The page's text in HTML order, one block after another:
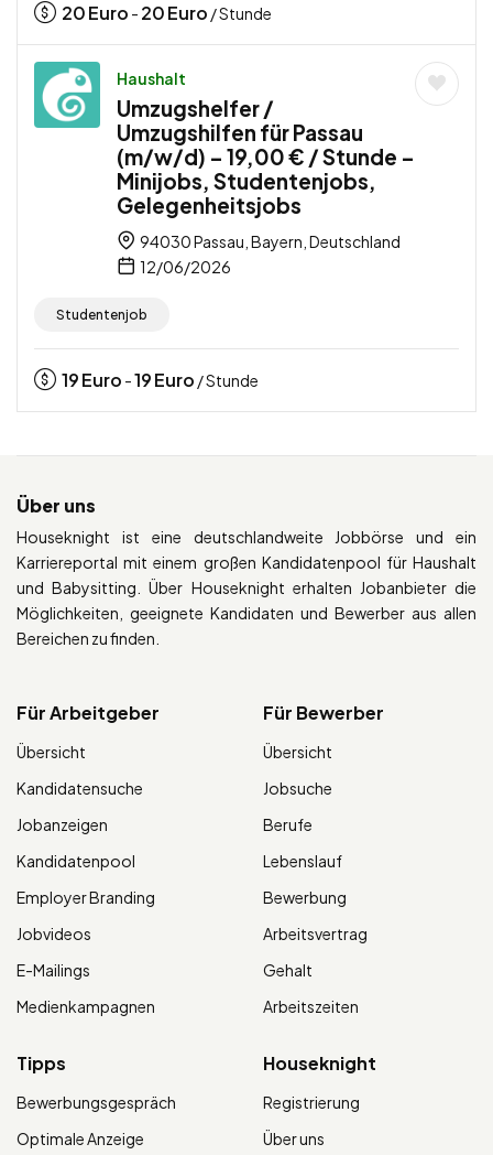
20Euro - 20Euro / Stunde
Haushalt
Umzugshelfer /
Umzugshilfen für Passau
(m/w/d) – 19,00 € / Stunde –
Minijobs, Studentenjobs,
Gelegenheitsjobs
94030 Passau, Bayern, Deutschland
12/06/2026
Studentenjob
19Euro -19Euro / Stunde
Über uns
Houseknight ist eine deutschlandweite Jobbörse und ein
Karriereportal mit einem großen Kandidatenpool für Haushalt
und Babysitting. Über Houseknight erhalten Jobanbieter die
Möglichkeiten, geeignete Kandidaten und Bewerber aus allen
Bereichen zu finden.
Für Arbeitgeber
Übersicht
Kandidatensuche
Jobanzeigen
Kandidatenpool
Employer Branding
Jobvideos
E-Mailings
Medienkampagnen
Für Bewerber
Übersicht
Jobsuche
Berufe
Lebenslauf
Bewerbung
Arbeitsvertrag
Gehalt
Arbeitszeiten
Tipps
Bewerbungsgespräch
Optimale Anzeige
Houseknight
Registrierung
Über uns